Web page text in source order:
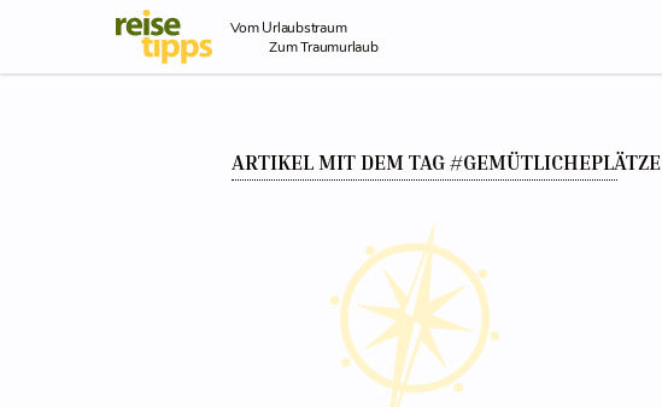
Skip to Content
Vom Urlaubstraum
Zum Traumurlaub
ARTIKEL MIT DEM TAG #GEMÜTLICHEPLÄTZE